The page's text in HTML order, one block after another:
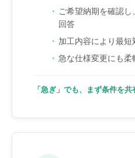
ご希望納期を確認
回答
加工内容により最
急な仕様変更にも柔
「急ぎ」でも、まず条件を共